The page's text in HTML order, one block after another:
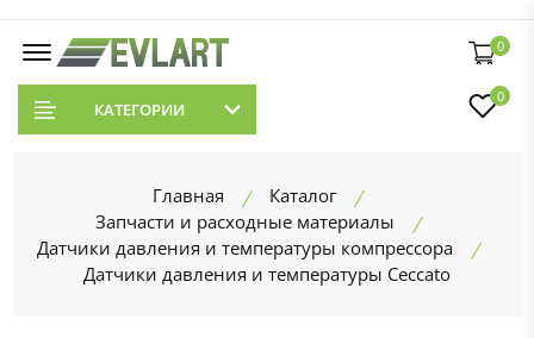
0
КАТЕГОРИИ
0
Главная
Каталог
Запчасти и расходные материалы
Датчики давления и температуры компрессора
Датчики давления и температуры Ceccato